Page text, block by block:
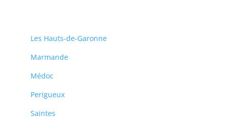
Les Hauts-de-Garonne
Marmande
Médoc
Perigueux
Saintes